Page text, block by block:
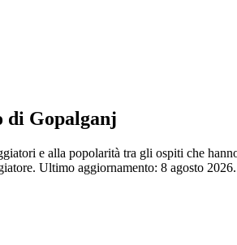
di Gopalganj
e alla popolarità tra gli ospiti che
Ultimo aggiornamento: 8 agosto 2026.